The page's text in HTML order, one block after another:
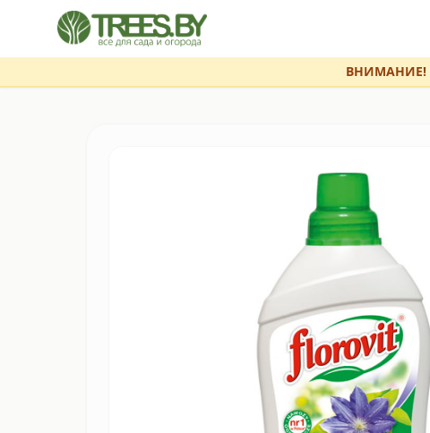
ВНИМАНИЕ!